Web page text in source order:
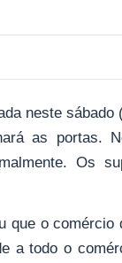
neste
as portas.
Os
que o
a todo o